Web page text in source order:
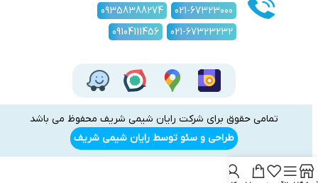
021-67323000
09358388274
021-67323232
09104111456
تمامی حقوق برای شرکت رایان شیمی شریف محفوظ می باشد
طراحی و سئو توسط رایان شیمی شریف